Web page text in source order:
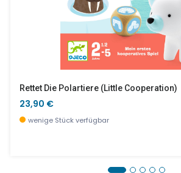
Zoo Kleiner Rucksack RPet, Aus
Rettet Die Polartiere (little Cooperation)
23,90 €
wenige Stück verfügbar